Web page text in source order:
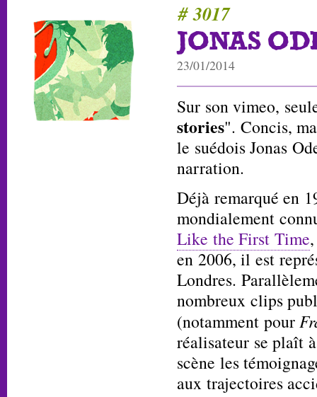
# 3017
JONAS
23/01/2014
Sur son vimeo,
stories". Concis,
le suédois Jonas
narration.
Déjà remarqué en
mondialement
Like the First Time
en 2006, il est
Londres.
nombreux clips
(notamment pour
réalisateur se plaît
scène les
aux trajectoires